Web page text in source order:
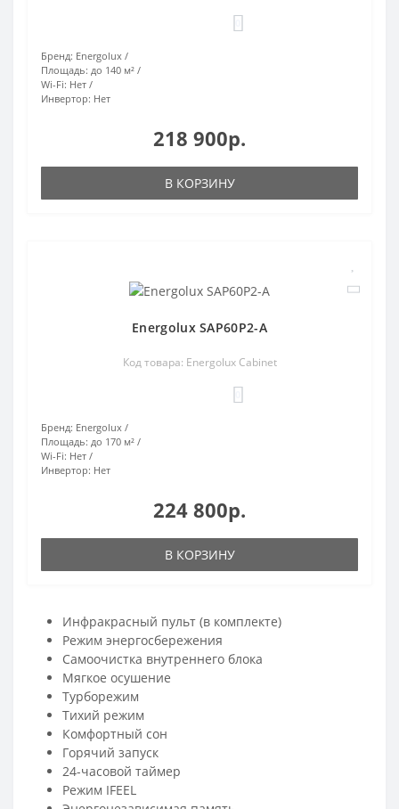
Бренд: Energolux
Площадь: до 140 м²
Wi-Fi: Нет
Инвертор: Нет
218 900р.
В КОРЗИНУ
Energolux SAP60P2-A
Код товара: Energolux Cabinet
Бренд: Energolux
Площадь: до 170 м²
Wi-Fi: Нет
Инвертор: Нет
224 800р.
В КОРЗИНУ
Инфракрасный пульт (в комплекте)
Режим энергосбережения
Самоочистка внутреннего блока
Мягкое осушение
Турборежим
Тихий режим
Комфортный сон
Горячий запуск
24-часовой таймер
Режим IFEEL